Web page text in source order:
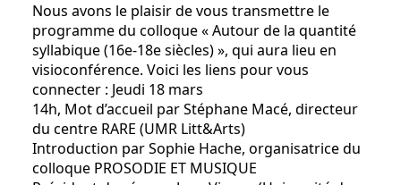
Nous avons le plaisir de vous transmettre le
programme du colloque « Autour de la quantité
syllabique (16e-18e siècles) », qui aura lieu en
visioconférence. Voici les liens pour vous
connecter : Jeudi 18 mars
14h, Mot d’accueil par Stéphane Macé, directeur
du centre RARE (UMR Litt&Arts)
Introduction par Sophie Hache, organisatrice du
colloque PROSODIE ET MUSIQUE